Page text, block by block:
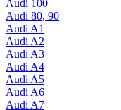
Audi 100
Audi 80, 90
Audi A1
Audi A2
Audi A3
Audi A4
Audi A5
Audi A6
Audi A7